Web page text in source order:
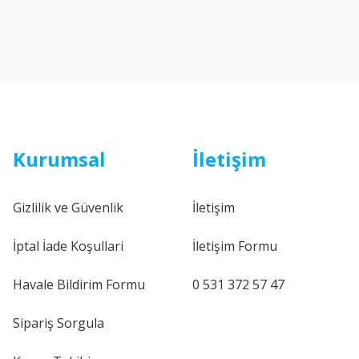
Kurumsal
Gizlilik ve Güvenlik
İptal İade Koşullari
Havale Bildirim Formu
Sipariş Sorgula
İletişim
İletişim
İletişim Formu
0 531 372 57 47